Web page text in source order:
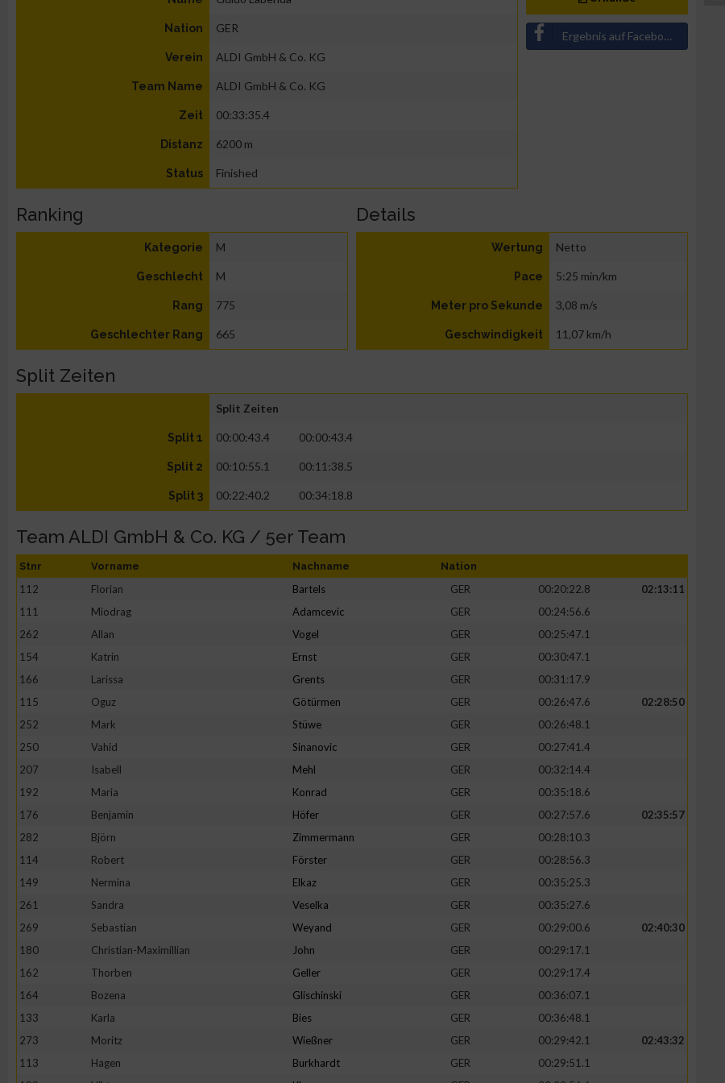
Nation GER
Verein ALDI GmbH & Co. KG
Team Name ALDI GmbH & Co. KG
Zeit 00:33:35.4
Distanz 6200 m
Status Finished
Ergebnis auf Facebook teilen
Ranking
Kategorie M
Geschlecht M
Rang 775
Geschlechter Rang 665
Details
Wertung Netto
Pace 5:25 min/km
Meter pro Sekunde 3,08 m/s
Geschwindigkeit 11,07 km/h
Split Zeiten
Split Zeiten
Split 1 00:00:43.4 00:00:43.4
Split 2 00:10:55.1 00:11:38.5
Split 3 00:22:40.2 00:34:18.8
Team ALDI GmbH & Co. KG / 5er Team
Stnr Vorname Nachname Nation
112 Florian Bartels GER 00:20:22.8
02:13:11
111
Miodrag Adamcevic GER
00:24:56.6
262
Allan Vogel GER
00:25:47.1
154
Katrin Ernst GER
00:30:47.1
166
Larissa Grents GER
00:31:17.9
115
Oguz Götürmen GER 00:26:47.6
02:28:50
252
Mark Stüwe GER
00:26:48.1
250
Vahid Sinanovic GER
00:27:41.4
207
Isabell Mehl GER
00:32:14.4
192
Maria Konrad GER
00:35:18.6
176
Benjamin Höfer GER 00:27:57.6
02:35:57
282
Björn Zimmermann GER
00:28:10.3
114
Robert Förster GER
00:28:56.3
149
Nermina Elkaz GER
00:35:25.3
261
Sandra Veselka GER
00:35:27.6
269
Sebastian Weyand GER 00:29:00.6
02:40:30
180
Christian-Maximillian John GER
00:29:17.1
162
Thorben Geller GER
00:29:17.4
164
Bozena Glischinski GER
00:36:07.1
133
Karla Bies GER
00:36:48.1
273
Moritz Wießner GER 00:29:42.1
02:43:32
113
Hagen Burkhardt GER
00:29:51.1